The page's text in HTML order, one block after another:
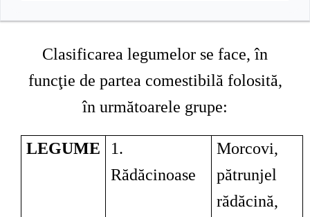
Clasificarea legumelor se face, în
funcţie de partea comestibilă folosită,
în următoarele grupe:
LEGUME
1.
Rădăcinoase
Morcovi,
pătrunjel
rădăcină,